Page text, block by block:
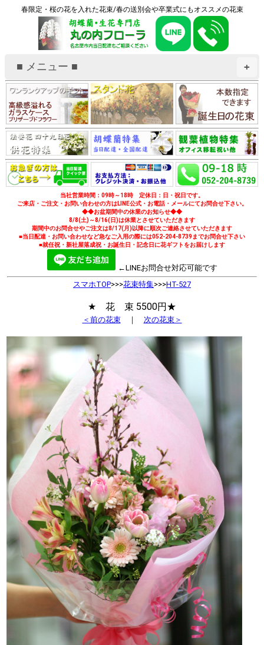
春限定・桜の花を入れた花束/春の送別会や卒業式にもオススメの花束
+
■ メニュー ■
当社営業時間：09時～18時 定休日：日・祝日です。
ご来店・ご注文・お問い合わせの方はLINE公式・お電話・メールにてお問合せ下さい。
◆◆お盆期間中の休業のお知らせ◆◆
8/8(土)～8/16(日)は休業とさせていただきます
期間中のお問合せやご注文は8/17(月)以降に順次ご連絡させていただきます
■当日配達・お問い合わせなど急なご入用の際には052-204-8739までお問合せ下さい
■就任祝・新社屋落成祝・お誕生日・記念日に花ギフトをお届けします
←LINEお問合せ対応可能です
スマホTOP>>>花束特集>>>HT-527
★ 花 束 5500円★
＜前の花束｜ 次の花束＞